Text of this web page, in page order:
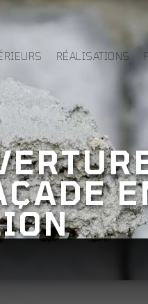
RÉALISATIONS